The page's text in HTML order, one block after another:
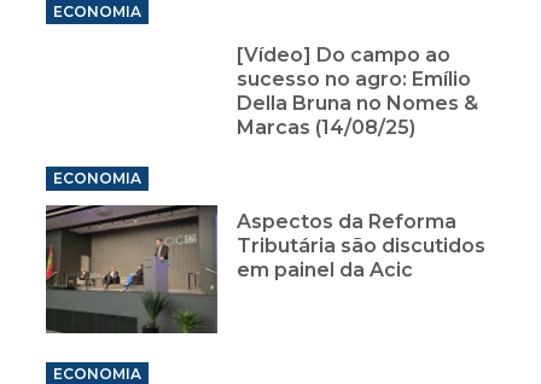
ECONOMIA
[Vídeo] Do campo ao
sucesso no agro: Emílio
Della Bruna no Nomes &
Marcas (14/08/25)
ECONOMIA
Aspectos da Reforma
Tributária são discutidos
em painel da Acic
ECONOMIA